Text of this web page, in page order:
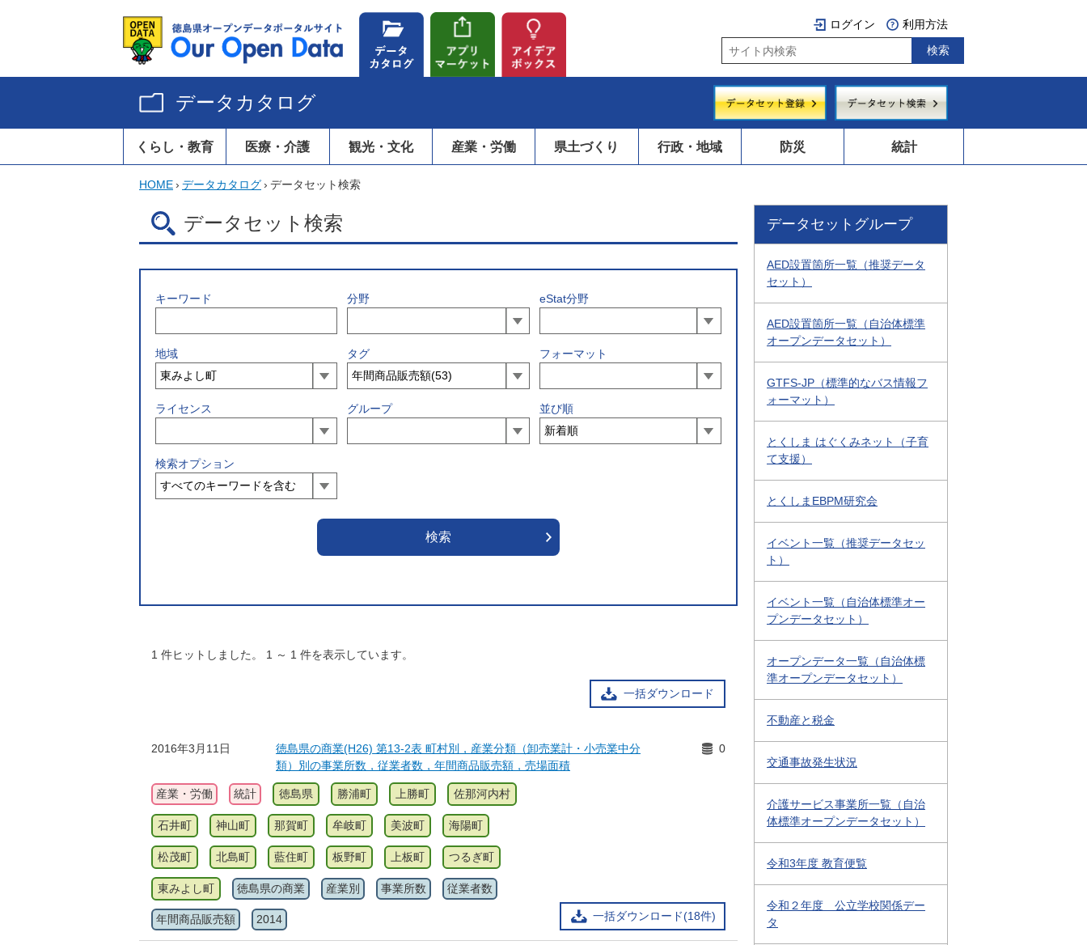
ログイン 利用方法
データカタログ
くらし・教育 医療・介護 観光・文化 産業・労働 県土づくり 行政・地域 防災 統計
HOME› データカタログ› データセット検索
データセット検索
キーワード 分野 eStat分野
地域 タグ フォーマット
ライセンス グループ 並び順
検索オプション
1 件ヒットしました。 1 ～ 1 件を表示しています。
一括ダウンロード
2016年3月11日
徳島県の商業(H26) 第13-2表 町村別，産業分類（卸売業計・小売業中分
類）別の事業所数，従業者数，年間商品販売額，売場面積
一括ダウンロード(18件)
0
産業・労働 統計 徳島県 勝浦町 上勝町 佐那河内村
石井町 神山町 那賀町 牟岐町 美波町 海陽町
松茂町 北島町 藍住町 板野町 上板町 つるぎ町
東みよし町 徳島県の商業 産業別 事業所数 従業者数
年間商品販売額 2014
データセットグループ
AED設置箇所一覧（推奨データ
セット）
AED設置箇所一覧（自治体標準
オープンデータセット）
GTFS-JP（標準的なバス情報フ
ォーマット）
とくしま はぐくみネット（子育
て支援）
とくしまEBPM研究会
イベント一覧（推奨データセッ
ト）
イベント一覧（自治体標準オー
プンデータセット）
オープンデータ一覧（自治体標
準オープンデータセット）
不動産と税金
交通事故発生状況
介護サービス事業所一覧（自治
体標準オープンデータセット）
令和3年度 教育便覧
令和２年度 公立学校関係デー
タ